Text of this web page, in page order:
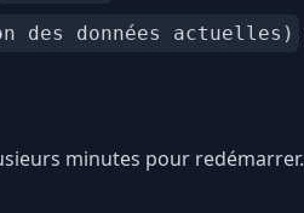
des données actuelles)
minutes pour redémarrer.